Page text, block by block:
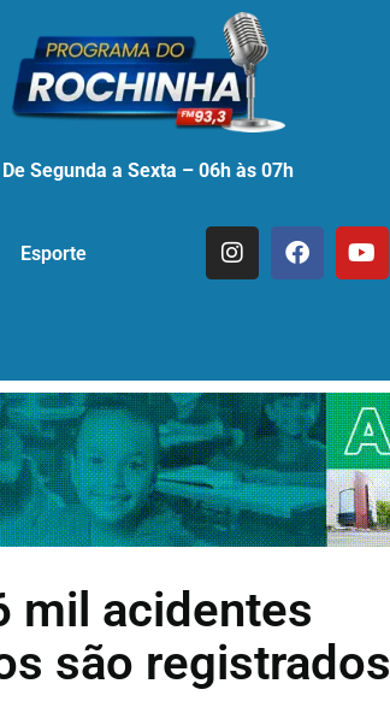
De Segunda a Sexta – 06h às 07h
Esporte
mil acidentes
são registrados